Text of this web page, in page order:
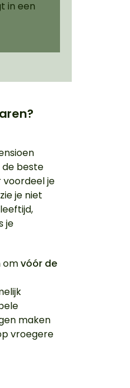
in een
de beste
voordeel je
je niet
je
omvóór de
maken
vroegere